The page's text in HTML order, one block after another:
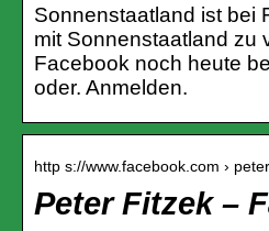
Sonnenstaatland ist bei
mit Sonnenstaatland zu
Facebook noch heute
oder. Anmelden.
http s://www.facebook.com ›
Peter Fitzek –